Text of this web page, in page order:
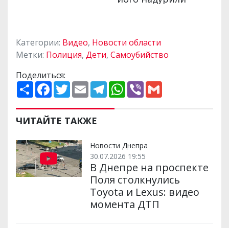
Категории: Видео, Новости области
Метки: Полиция, Дети, Самоубийство
Поделиться:
П
о
и
р
и
и
F
a
e
b
o
k
T
w
t
t
e
E
m
i
l
T
e
e
m
W
h
p
V
ЧИТАЙТЕ ТАКЖЕ
Новости Днепра
30.07.2026 19:55
В Днепре на проспекте
Поля столкнулись
Toyota и Lexus: видео
момента ДТП